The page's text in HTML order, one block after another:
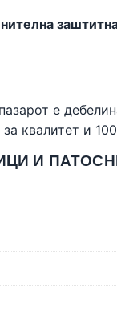
е
квалитет и
И